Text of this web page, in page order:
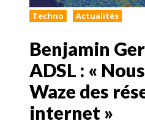
Techno Actualités
Benjamin
ADSL : «
Waze des
internet »